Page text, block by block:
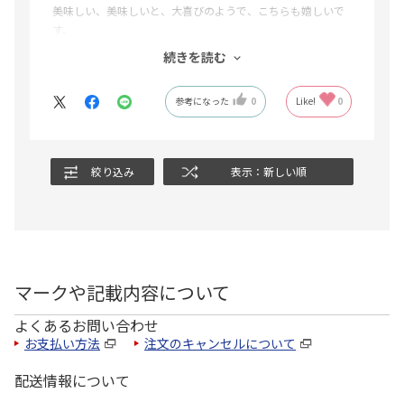
美味しい、美味しいと、大喜びのようで、こちらも嬉しいで
新潟は7月23日〜大雨になり、農家の方も、天気に左右され
て、大変だと思います。が、これからも、美味しい作物作っ
て、お届け下さい。よろしくお願いします。
続きを読む
参考になった 0 Like! 0
絞り込み 表示：新しい順
マークや記載内容について
よくあるお問い合わせ
お支払い方法 注文のキャンセルについて
配送情報について